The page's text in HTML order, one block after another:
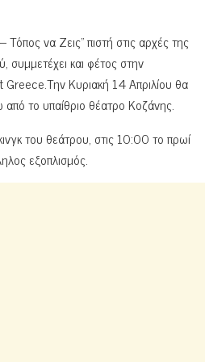
να Ζεις” πιστή στις αρχές της
συμμετέχει και φέτος στην
Κυριακή 14 Απριλίου θα
το υπαίθριο θέατρο Κοζάνης.
του θεάτρου, στις 10:00 το πρωί
εξοπλισμός.